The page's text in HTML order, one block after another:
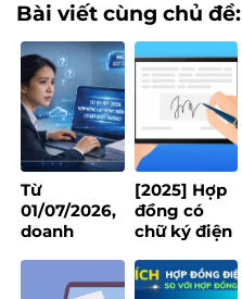
Bài viết cùng chủ đề:
Từ
01/07/2026,
doanh
dụng Hợp
[2025] Hợp
đồng có
chữ ký điện
pháp lý
không?